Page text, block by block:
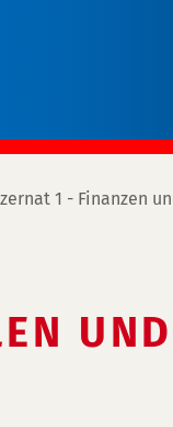
1 - Finanzen